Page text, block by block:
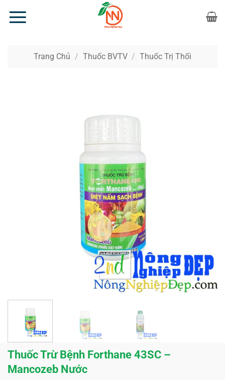
qua
Trang Chủ / Thuốc BVTV / Thuốc Trị Thối
Thuốc Trừ Bệnh Forthane 43SC –
Mancozeb Nước